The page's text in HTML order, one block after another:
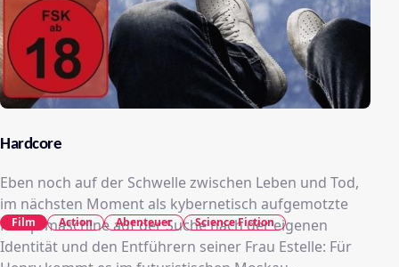
Hardcore
Eben noch auf der Schwelle zwischen Leben und Tod,
im nächsten Moment als kybernetisch aufgemotzte
Kampfmaschine auf der Suche nach der eigenen
Identität und den Entführern seiner Frau Estelle: Für
Film Action Abenteuer Science Fiction